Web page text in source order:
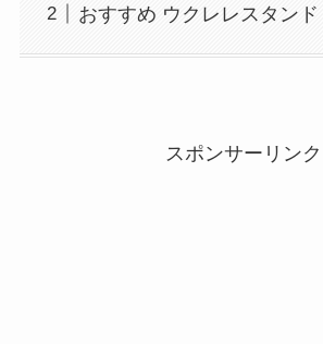
おすすめ ウクレレスタンド
スポンサーリンク